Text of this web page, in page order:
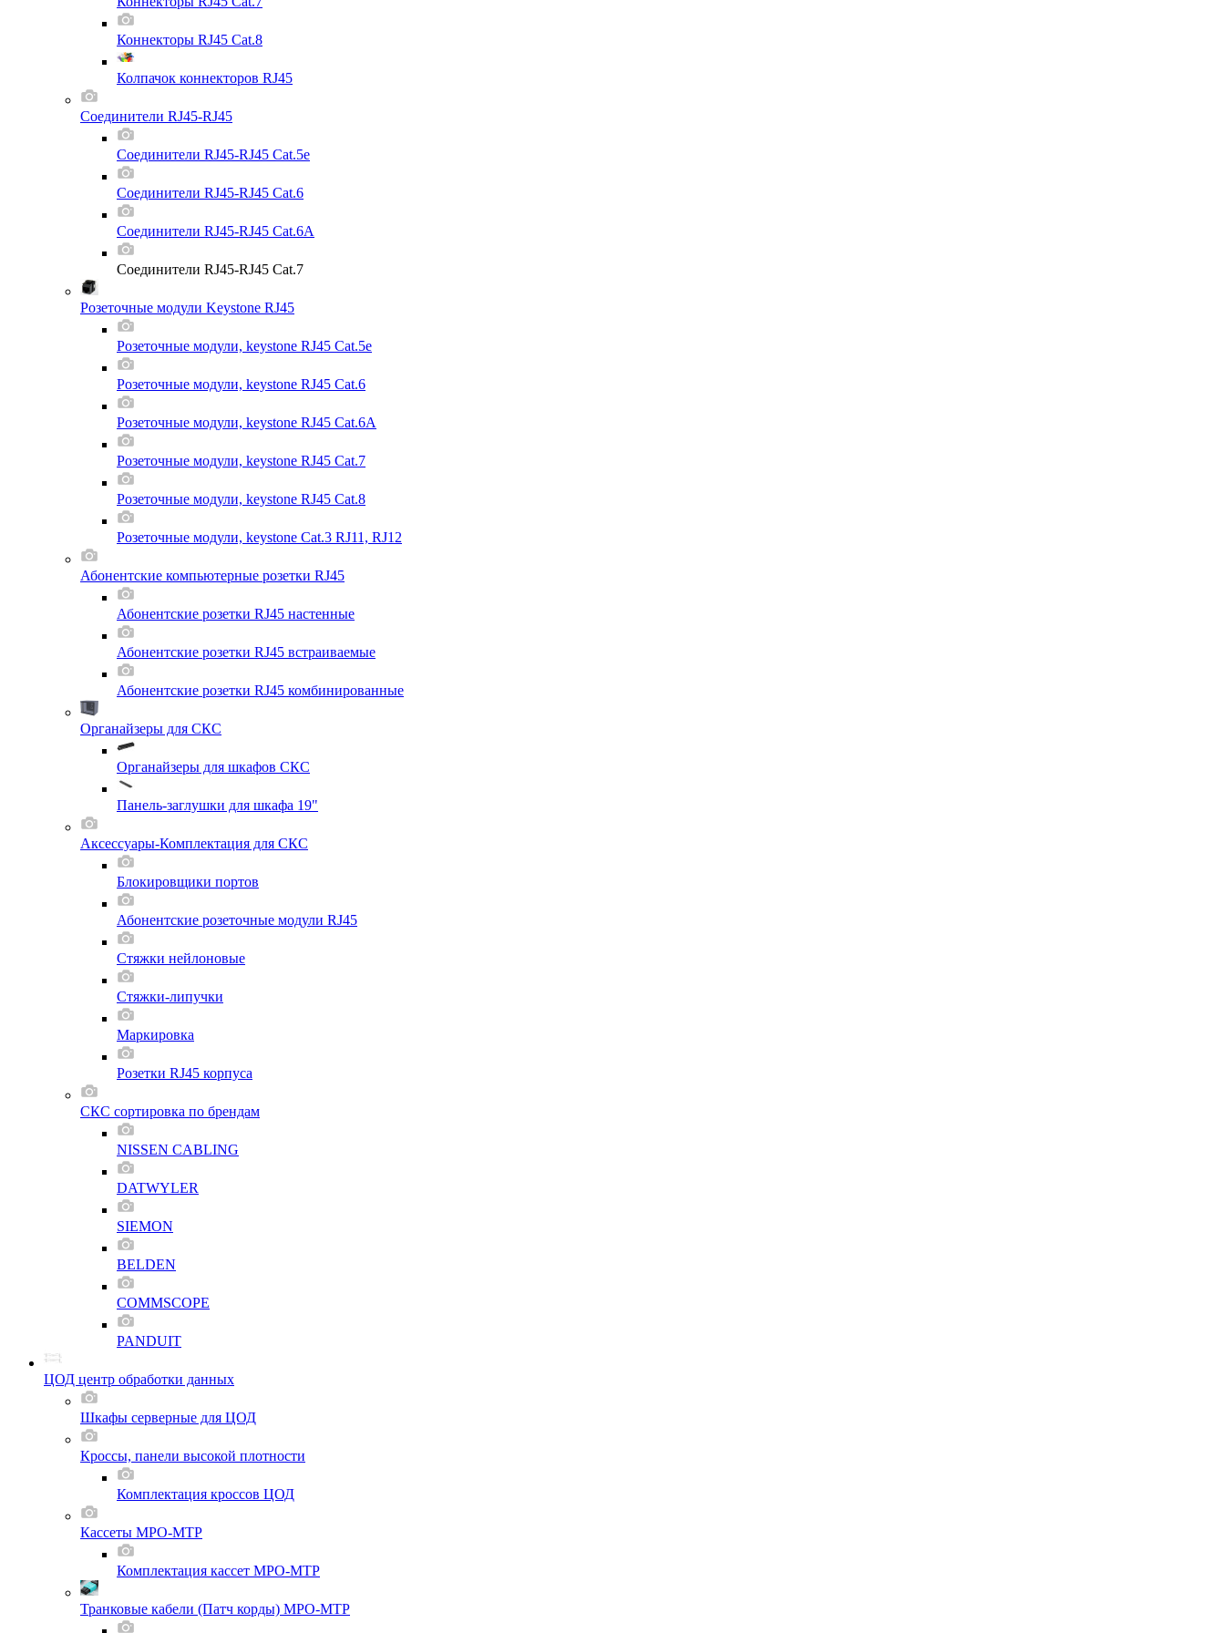
Коннекторы RJ45 Cat.8
Колпачок коннекторов RJ45
Соединители RJ45-RJ45
Соединители RJ45-RJ45 Cat.5e
Соединители RJ45-RJ45 Cat.6
Соединители RJ45-RJ45 Cat.6A
Соединители RJ45-RJ45 Cat.7
Розеточные модули Keystone RJ45
Розеточные модули, keystone RJ45 Cat.5e
Розеточные модули, keystone RJ45 Cat.6
Розеточные модули, keystone RJ45 Cat.6A
Розеточные модули, keystone RJ45 Cat.7
Розеточные модули, keystone RJ45 Cat.8
Розеточные модули, keystone Cat.3 RJ11, RJ12
Абонентские компьютерные розетки RJ45
Абонентские розетки RJ45 настенные
Абонентские розетки RJ45 встраиваемые
Абонентские розетки RJ45 комбинированные
Органайзеры для СКС
Органайзеры для шкафов СКС
Панель-заглушки для шкафа 19"
Аксессуары-Комплектация для СКС
Блокировщики портов
Абонентские розеточные модули RJ45
Стяжки нейлоновые
Стяжки-липучки
Маркировка
Розетки RJ45 корпуса
СКС сортировка по брендам
NISSEN CABLING
DATWYLER
SIEMON
BELDEN
COMMSCOPE
PANDUIT
ЦОД центр обработки данных
Шкафы серверные для ЦОД
Кроссы, панели высокой плотности
Комплектация кроссов ЦОД
Кассеты MPO-MTP
Комплектация кассет MPO-MTP
Транковые кабели (Патч корды) MPO-MTP